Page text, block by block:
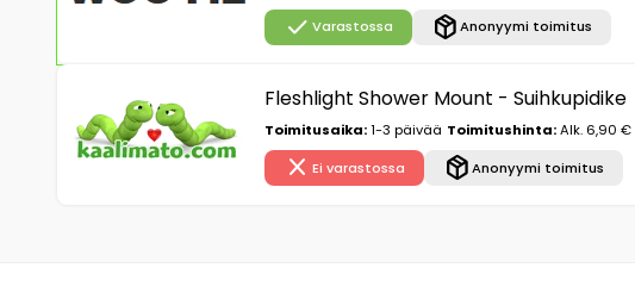
check Varastossa package_2Anonyymi toimitus
Fleshlight Shower Mount - Suihkupidike
Toimitusaika:1-3 päivää Toimitushinta:Alk. 6,90 €
close Ei varastossa package_2Anonyymi toimitus